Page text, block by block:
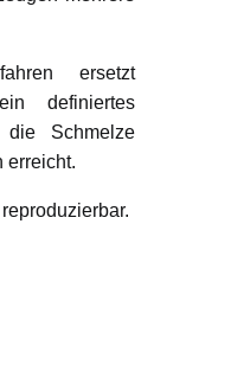
ersetzt
definiertes
die Schmelze
erreicht.